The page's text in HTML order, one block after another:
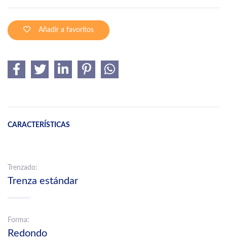
Añadir a favoritos
CARACTERÍSTICAS
Trenzado:
Trenza estándar
Forma:
Redondo